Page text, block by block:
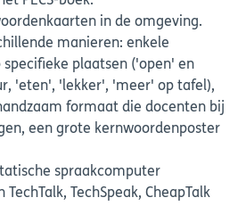
in de omgeving.
manieren: enkele
specifieke plaatsen ('open' en
'eten', 'lekker', 'meer' op tafel),
formaat die docenten bij
een grote kernwoordenposter
spraakcomputer
TechTalk, TechSpeak, CheapTalk